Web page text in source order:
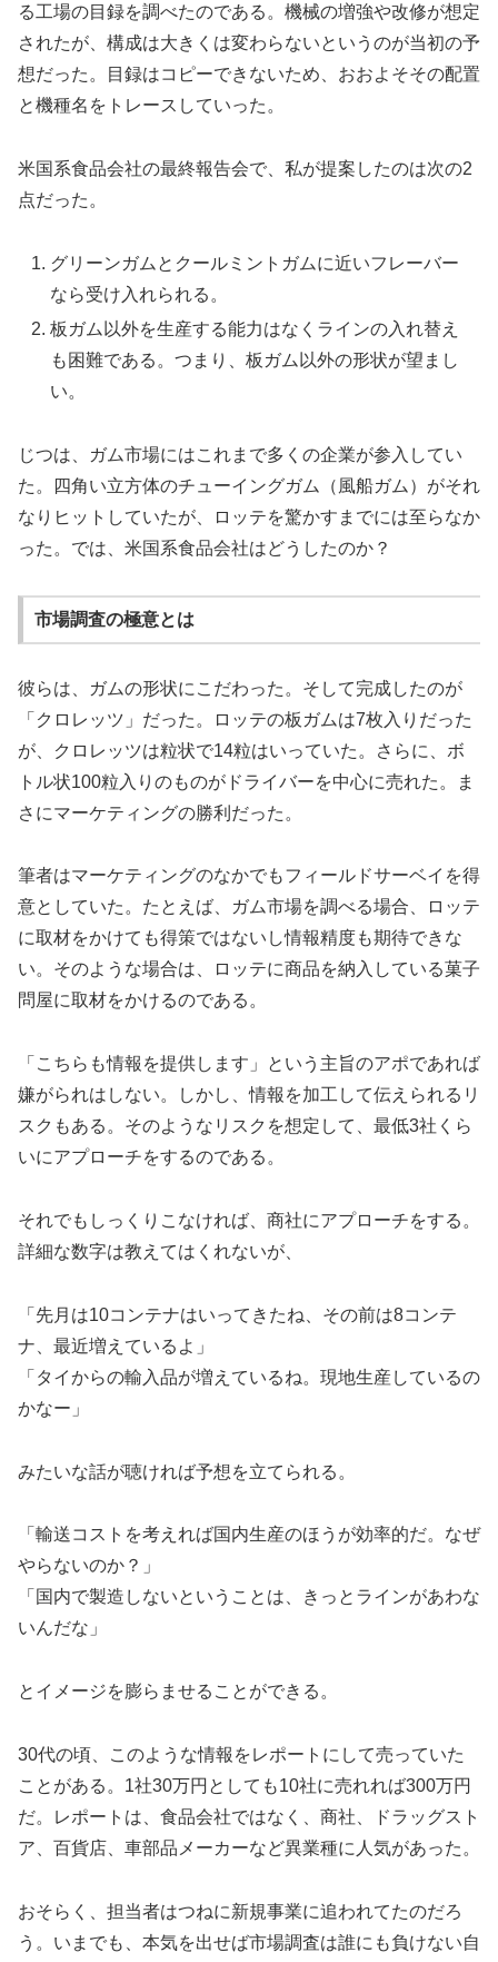
る工場の目録を調べたのである。機械の増強や改修が想定
されたが、構成は大きくは変わらないというのが当初の予
想だった。目録はコピーできないため、おおよそその配置
と機種名をトレースしていった。
米国系食品会社の最終報告会で、私が提案したのは次の2
点だった。
グリーンガムとクールミントガムに近いフレーバー
なら受け入れられる。
板ガム以外を生産する能力はなくラインの入れ替え
も困難である。つまり、板ガム以外の形状が望まし
い。
じつは、ガム市場にはこれまで多くの企業が参入してい
た。四角い立方体のチューイングガム（風船ガム）がそれ
なりヒットしていたが、ロッテを驚かすまでには至らなか
った。では、米国系食品会社はどうしたのか？
市場調査の極意とは
彼らは、ガムの形状にこだわった。そして完成したのが
「クロレッツ」だった。ロッテの板ガムは7枚入りだった
が、クロレッツは粒状で14粒はいっていた。さらに、ボ
トル状100粒入りのものがドライバーを中心に売れた。ま
さにマーケティングの勝利だった。
筆者はマーケティングのなかでもフィールドサーベイを得
意としていた。たとえば、ガム市場を調べる場合、ロッテ
に取材をかけても得策ではないし情報精度も期待できな
い。そのような場合は、ロッテに商品を納入している菓子
問屋に取材をかけるのである。
「こちらも情報を提供します」という主旨のアポであれば
嫌がられはしない。しかし、情報を加工して伝えられるリ
スクもある。そのようなリスクを想定して、最低3社くら
いにアプローチをするのである。
それでもしっくりこなければ、商社にアプローチをする。
詳細な数字は教えてはくれないが、
「先月は10コンテナはいってきたね、その前は8コンテ
ナ、最近増えているよ」
「タイからの輸入品が増えているね。現地生産しているの
かなー」
みたいな話が聴ければ予想を立てられる。
「輸送コストを考えれば国内生産のほうが効率的だ。なぜ
やらないのか？」
「国内で製造しないということは、きっとラインがあわな
いんだな」
とイメージを膨らませることができる。
30代の頃、このような情報をレポートにして売っていた
ことがある。1社30万円としても10社に売れれば300万円
だ。レポートは、食品会社ではなく、商社、ドラッグスト
ア、百貨店、車部品メーカーなど異業種に人気があった。
おそらく、担当者はつねに新規事業に追われてたのだろ
う。いまでも、本気を出せば市場調査は誰にも負けない自